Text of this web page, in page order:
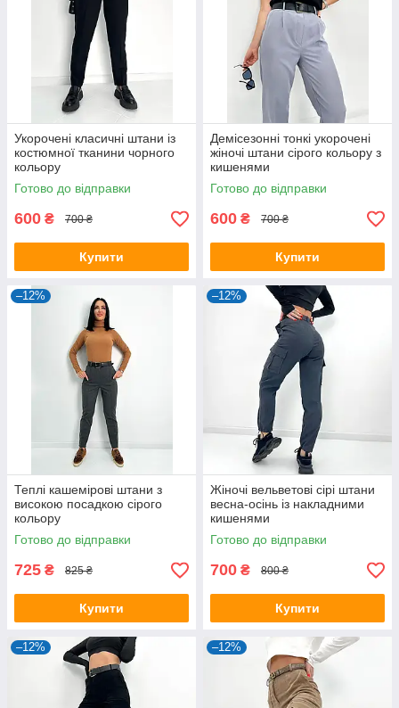
Укорочені класичні штани із
костюмної тканини чорного
кольору
Готово до відправки
600 ₴ 700 ₴
Купити
Демісезонні тонкі укорочені
жіночі штани сірого кольору з
кишенями
Готово до відправки
600 ₴ 700 ₴
Купити
–12%
Теплі кашемірові штани з
високою посадкою сірого
кольору
Готово до відправки
725 ₴ 825 ₴
Купити
–12%
Жіночі вельветові сірі штани
весна-осінь із накладними
кишенями
Готово до відправки
700 ₴ 800 ₴
Купити
–12% –12%